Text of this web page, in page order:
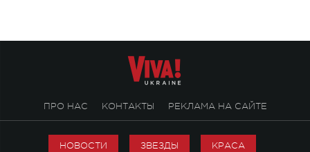
ПРО НАС КОНТАКТЫ РЕКЛАМА НА САЙТЕ
НОВОСТИ ЗВЕЗДЫ КРАСА